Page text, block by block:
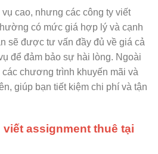
cao, nhưng các công ty viết
có mức giá hợp lý và cạnh
sẽ được tư vấn đầy đủ về giá cả
để đảm bảo sự hài lòng. Ngoài
các chương trình khuyến mãi và
giúp bạn tiết kiệm chi phí và tận
viết assignment thuê tại